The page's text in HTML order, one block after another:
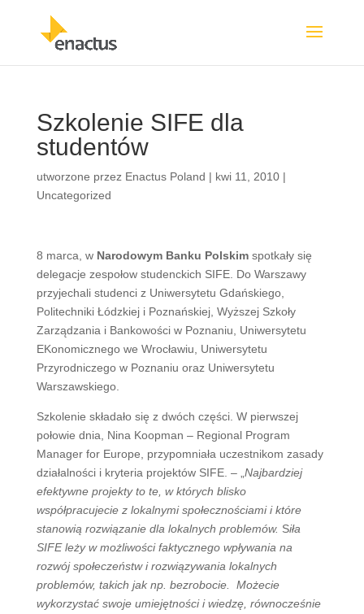
Szkolenie SIFE dla
studentów
utworzone przez Enactus Poland | kwi 11, 2010|
Uncategorized
8 marca, w Narodowym Banku Polskimspotkały się
delegacje zespołow studenckich SIFE. Do Warszawy
przyjechali studenci z Uniwersytetu Gdańskiego,
Politechniki Łódzkiej i Poznańskiej, Wyższej Szkoły
Zarządzania i Bankowości w Poznaniu, Uniwersytetu
EKonomicznego we Wrocławiu, Uniwersytetu
Przyrodniczego w Poznaniu oraz Uniwersytetu
Warszawskiego.
Szkolenie składało się z dwóch części. W pierwszej
połowie dnia, Nina Koopman – Regional Program
Manager for Europe, przypomniała uczestnikom zasady
działalności i kryteria projektów SIFE. – „ Najbardziej
efektywne projekty to te, w których blisko
współpracujecie z lokalnymi społecznościami i które
stanowią rozwiązanie dla lokalnych problemów. Siła
SIFE leży w możliwości faktycznego wpływania na
rozwój społeczeństw i rozwiązywania lokalnych
problemów, takich jak np. bezrobocie. Możecie
wykorzystać swoje umiejętności i wiedzę, równocześnie